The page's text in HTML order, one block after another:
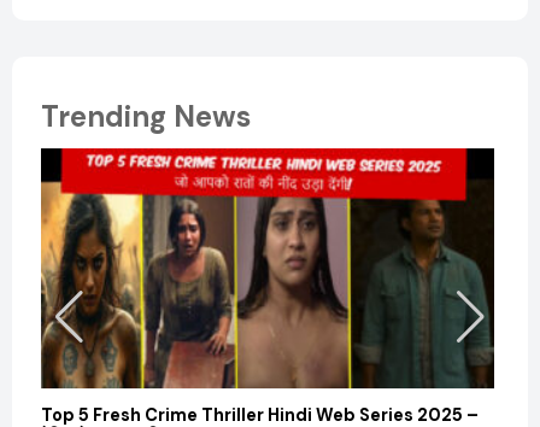
Trending News
Top 5 Fresh Crime Thriller Hindi Web Series 2025 –